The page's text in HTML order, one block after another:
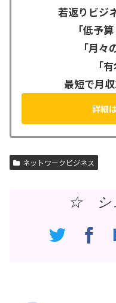
若返りビジ
「低予
「月々
「
最短で月
詳細
ネットワークビジネス
☆ シ